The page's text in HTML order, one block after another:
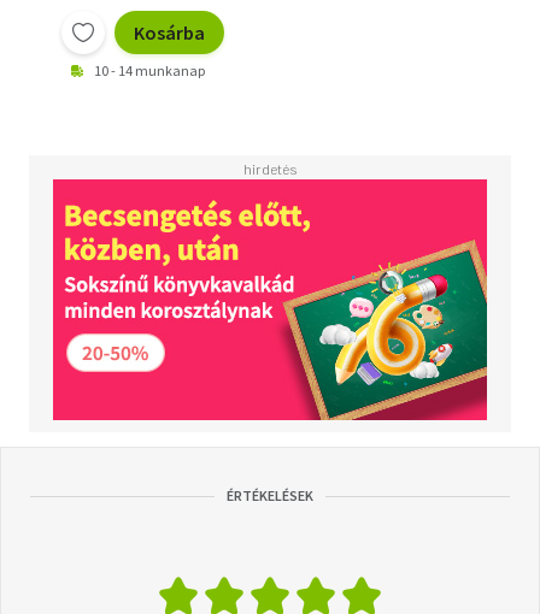
Kosárba
10 - 14 munkanap
ÉRTÉKELÉSEK